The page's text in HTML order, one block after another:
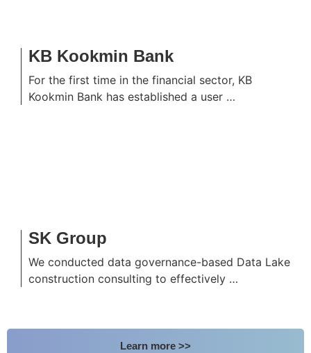
KB Kookmin Bank
For the first time in the financial sector, KB
Kookmin Bank has established a user …
SK Group
We conducted data governance-based Data Lake
construction consulting to effectively …
Learn more >>